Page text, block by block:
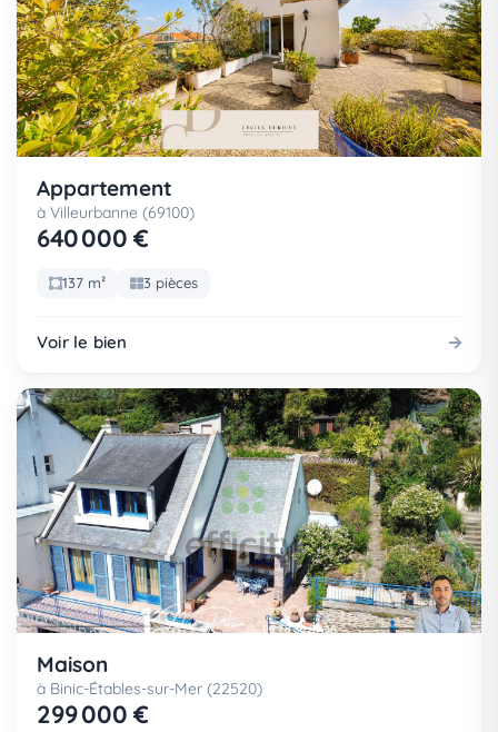
Appartement
à Villeurbanne (69100)
640 000 €
137 m² 3 pièces
Voir le bien
Maison
à Binic-Étables-sur-Mer (22520)
299 000 €